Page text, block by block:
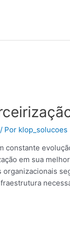
/ Por klop_solucoes
constante
em sua